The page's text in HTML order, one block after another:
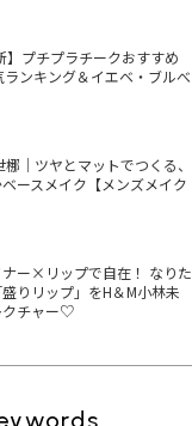
】プチプラチークおすすめ
ランキング＆イエベ・ブルべ
梛｜ツヤとマットでつくる、
ースメイク【メンズメイク
ナー×リップで自在！ なりた
りリップ」をH＆M小林未
クチャー♡